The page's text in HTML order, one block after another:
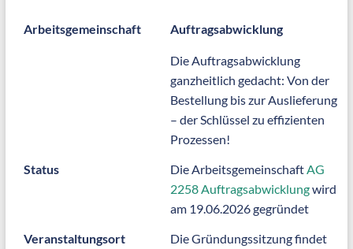
Arbeitsgemeinschaft Auftragsabwicklung
Die Auftragsabwicklung
ganzheitlich gedacht: Von der
Bestellung bis zur Auslieferung
– der Schlüssel zu effizienten
Prozessen!
Status
Die ArbeitsgemeinschaftAG
2258 Auftragsabwicklungwird
am 19.06.2026 gegründet
Veranstaltungsort
Die Gründungssitzung findet